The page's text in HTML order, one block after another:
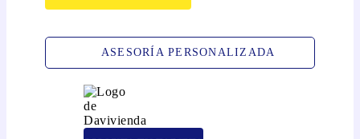
ASESORÍA PERSONALIZADA